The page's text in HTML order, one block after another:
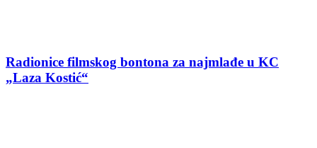
Radionice filmskog bontona za najmlađe u KC
„Laza Kostić“